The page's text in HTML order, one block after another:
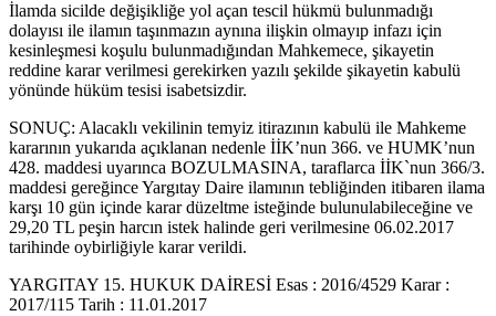
İlamda sicilde değişikliğe yol açan tescil hükmü bulunmadığı
dolayısı ile ilamın taşınmazın aynına ilişkin olmayıp infazı için
kesinleşmesi koşulu bulunmadığından Mahkemece, şikayetin
reddine karar verilmesi gerekirken yazılı şekilde şikayetin kabulü
yönünde hüküm tesisi isabetsizdir.
SONUÇ: Alacaklı vekilinin temyiz itirazının kabulü ile Mahkeme
kararının yukarıda açıklanan nedenle İİK’nun 366. ve HUMK’nun
428. maddesi uyarınca BOZULMASINA, taraflarca İİK`nun 366/3.
maddesi gereğince Yargıtay Daire ilamının tebliğinden itibaren ilama
karşı 10 gün içinde karar düzeltme isteğinde bulunulabileceğine ve
29,20 TL peşin harcın istek halinde geri verilmesine 06.02.2017
tarihinde oybirliğiyle karar verildi.
YARGITAY 15. HUKUK DAİRESİ Esas : 2016/4529 Karar :
2017/115 Tarih : 11.01.2017